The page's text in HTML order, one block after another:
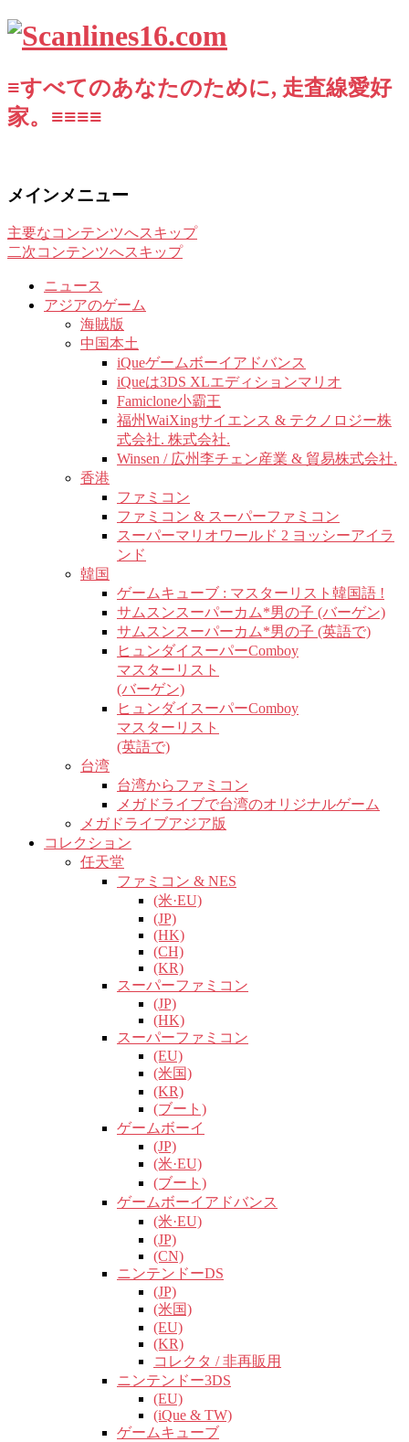
≡すべてのあなたのために, 走査線愛好
家。≡≡≡≡
メインメニュー
主要なコンテンツへスキップ
二次コンテンツへスキップ
ニュース
アジアのゲーム
海賊版
中国本土
iQueゲームボーイアドバンス
iQueは3DS XLエディションマリオ
Famiclone小霸王
福州WaiXingサイエンス & テクノロジー株
式会社. 株式会社.
Winsen / 広州李チェン産業 & 貿易株式会社.
香港
ファミコン
ファミコン & スーパーファミコン
スーパーマリオワールド 2 ヨッシーアイラ
ンド
韓国
ゲームキューブ : マスターリスト韓国語 !
サムスンスーパーカム*男の子 (バーゲン)
サムスンスーパーカム*男の子 (英語で)
ヒュンダイスーパーComboy
マスターリスト
(バーゲン)
ヒュンダイスーパーComboy
マスターリスト
(英語で)
台湾
台湾からファミコン
メガドライブで台湾のオリジナルゲーム
メガドライブアジア版
コレクション
任天堂
ファミコン & NES
(米·EU)
(JP)
(HK)
(CH)
(KR)
スーパーファミコン
(JP)
(HK)
スーパーファミコン
(EU)
(米国)
(KR)
(ブート)
ゲームボーイ
(JP)
(米·EU)
(ブート)
ゲームボーイアドバンス
(米·EU)
(JP)
(CN)
ニンテンドーDS
(JP)
(米国)
(EU)
(KR)
コレクタ / 非再販用
ニンテンドー3DS
(EU)
(iQue & TW)
ゲームキューブ